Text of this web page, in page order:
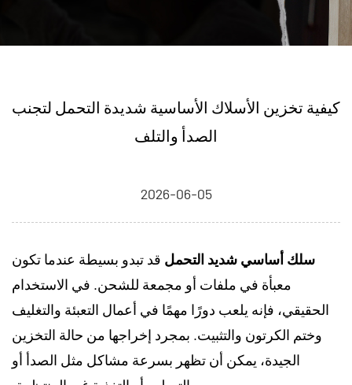
كيفية تخزين الأسلاك الأساسية شديدة التحمل لتجنب
الصدأ والتلف
2026-06-05
سلك أساسي شديد التحمل قد تبدو بسيطة عندما تكون
معبأة في ملفات أو مجمعة للشحن. في الاستخدام
الحقيقي، فإنه يلعب دورًا مهمًا في أعمال التعبئة والتغليف
وختم الكرتون والتثبيت. بمجرد إخراجها من حالة التخزين
الجيدة، يمكن أن تظهر بسرعة مشاكل مثل الصدأ أو